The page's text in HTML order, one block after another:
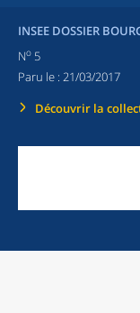
INSEE DOSSIER
No 5
Paru le : 21/03/2017
Découvrir la